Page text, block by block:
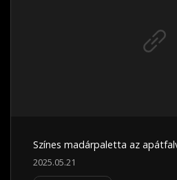
Színes madárpaletta az
2025.05.21